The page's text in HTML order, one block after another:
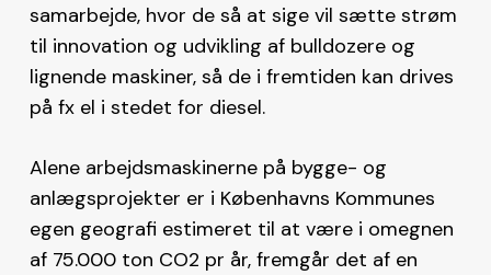
samarbejde, hvor de så at sige vil sætte strøm
til innovation og udvikling af bulldozere og
lignende maskiner, så de i fremtiden kan drives
på fx el i stedet for diesel.
Alene arbejdsmaskinerne på bygge- og
anlægsprojekter er i Københavns Kommunes
egen geografi estimeret til at være i omegnen
af 75.000 ton CO2 pr år, fremgår det af en